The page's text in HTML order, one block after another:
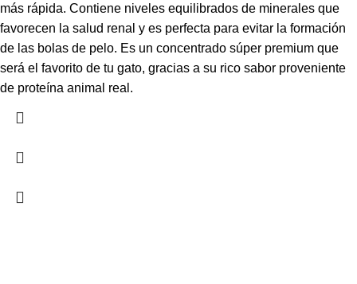
más rápida. Contiene niveles equilibrados de minerales que
favorecen la salud renal y es perfecta para evitar la formación
de las bolas de pelo. Es un concentrado súper premium que
será el favorito de tu gato, gracias a su rico sabor proveniente
de proteína animal real.